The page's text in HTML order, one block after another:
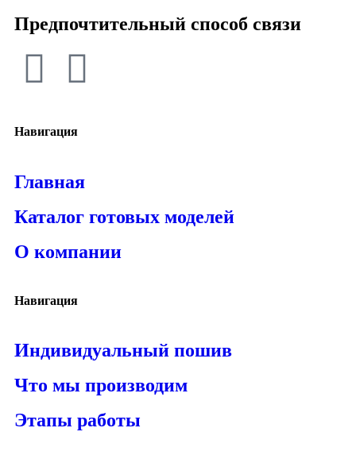
Предпочтительный способ связи
Навигация
Главная
Каталог готовых моделей
О компании
Навигация
Индивидуальный пошив
Что мы производим
Этапы работы